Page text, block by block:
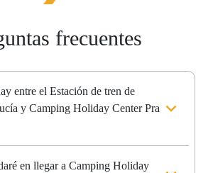
frecuentes
entre el Estación de tren de
y Camping Holiday Center Pra
en llegar a Camping Holiday